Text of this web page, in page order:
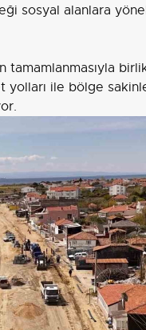
sosyal alanlara
tamamlanmasıyla
yolları ile bölge